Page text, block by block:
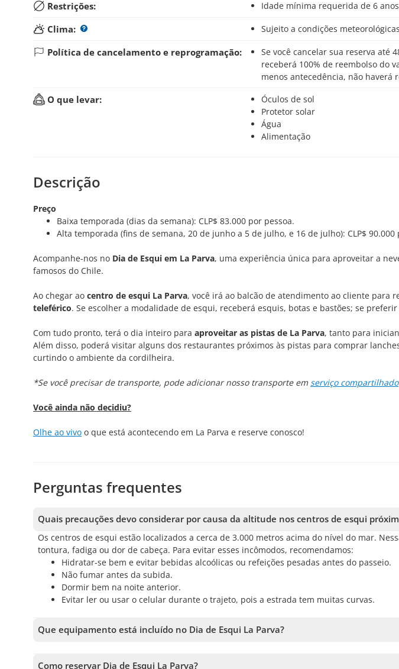
Restrições: Idade mínima requerida de 6 anos
Clima: Sujeito a condições meteorológicas
Política de cancelamento e reprogramação:
Se você cancelar sua reserva até 48 horas antes do início da atividade,
receberá 100% de reembolso do
menos antecedência, não haverá
O que levar:
Óculos de sol
Protetor solar
Água
Alimentação
Descrição
Preço
Baixa temporada (dias da semana): CLP$ 83.000 por pessoa.
Alta temporada (fins de semana, 20 de junho a 5 de julho, e 16 de julho): CLP$ 90.000
Acompanhe-nos no Dia de Esqui em La Parva, uma experiência única para aproveitar a
famosos do Chile.
Ao chegar ao centro de esqui La Parva, você irá ao balcão de atendimento ao cliente para
teleférico. Se escolher a modalidade de esqui, receberá esquis, botas e bastões; se
Com tudo pronto, terá o dia inteiro para aproveitar as pistas de La Parva, tanto para
Além disso, poderá visitar alguns dos restaurantes próximos às pistas para comprar
curtindo o ambiente da cordilheira.
*Se você precisar de transporte, pode adicionar nosso transporte emserviço compartilhado
Você ainda não decidiu?
Olhe ao vivo o que está acontecendo em La Parva e reserve conosco!
Perguntas frequentes
Quais precauções devo considerar por causa da altitude nos centros de esqui
Os centros de esqui estão localizados a cerca de 3.000 metros acima do nível do mar.
tontura, fadiga ou dor de cabeça. Para evitar esses incômodos, recomendamos:
Hidratar-se bem e evitar bebidas alcoólicas ou refeições pesadas antes do passeio.
Não fumar antes da subida.
Dormir bem na noite anterior.
Evitar ler ou usar o celular durante o trajeto, pois a estrada tem muitas curvas.
Que equipamento está incluído no Dia de Esqui La Parva?
escolher a opção de esqui, receberá esquis, botas e bastões, e se optar por snowboard,
Como reservar Dia de Esqui La Parva?